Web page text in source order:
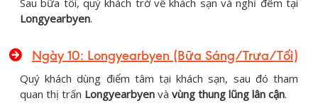
Longyearbyen.
Ngày 10: Longyearbyen (Bữa Sáng/Trưa/Tối)
Quý khách dùng điểm tâm tại khách sạn, sau đó tham
quan thị trấn Longyearbyen và vùng thung lũng lân cận.